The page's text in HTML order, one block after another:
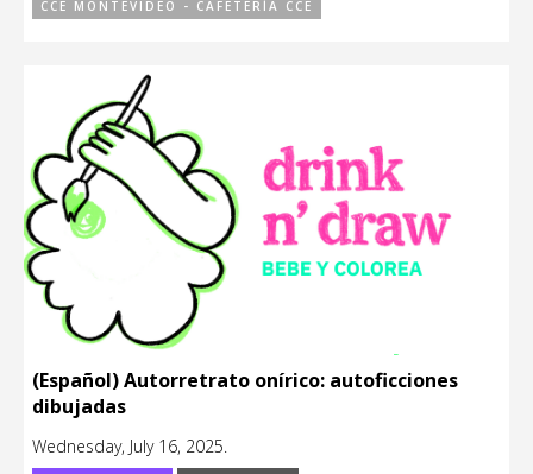
CCE MONTEVIDEO - CAFETERÍA CCE
(Español) Autorretrato onírico: autoficciones
dibujadas
Wednesday, July 16, 2025.